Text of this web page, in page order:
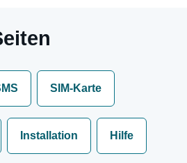
SIM-Karte
Installation Hilfe